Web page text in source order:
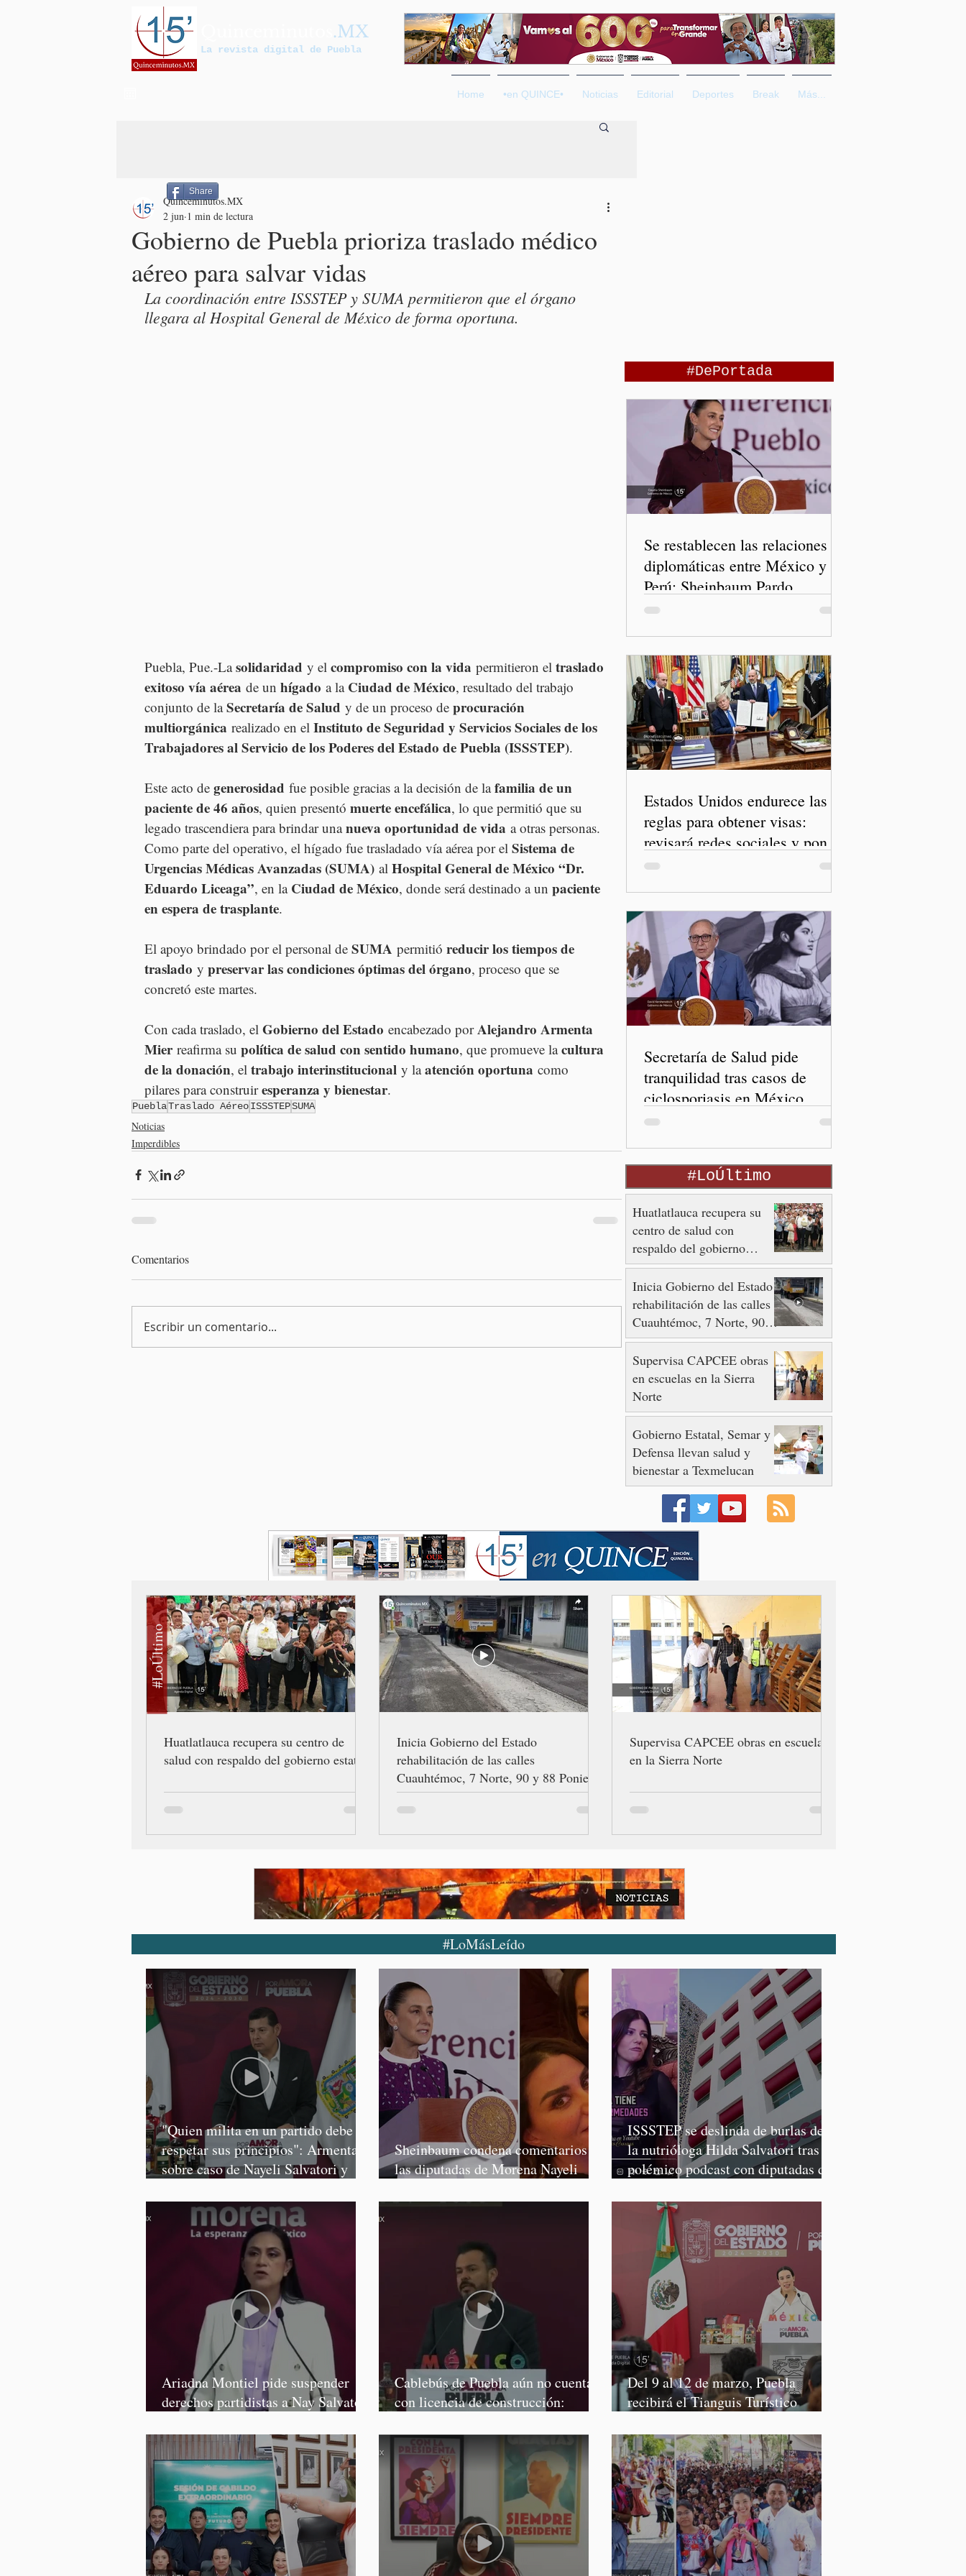
.MX
La revista digital de Puebla
Home •en QUINCE• Noticias Editorial Deportes Break Más...
Gobierno de Puebla prioriza traslado médico
aéreo para salvar vidas
Quinceminutos.MX
2 jun 1 min de lectura
La coordinación entre ISSSTEP y SUMA permitieron que el órgano
llegara al Hospital General de México de forma oportuna.
Puebla, Pue.-La solidaridad y el compromiso con la vida permitieron el traslado
exitoso vía aérea de un hígado a la Ciudad de México, resultado del trabajo
conjunto de la Secretaría de Salud y de un proceso de procuración
multiorgánica realizado en el Instituto de Seguridad y Servicios Sociales de los
Trabajadores al Servicio de los Poderes del Estado de Puebla (ISSSTEP).
Este acto de generosidad fue posible gracias a la decisión de la familia de un
paciente de 46 años, quien presentó muerte encefálica, lo que permitió que su
legado trascendiera para brindar una nueva oportunidad de vida a otras personas.
Como parte del operativo, el hígado fue trasladado vía aérea por el Sistema de
Urgencias Médicas Avanzadas (SUMA) al Hospital General de México “Dr.
Eduardo Liceaga”, en la Ciudad de México, donde será destinado a un paciente
en espera de trasplante.
El apoyo brindado por el personal de SUMA permitió reducir los tiempos de
traslado y preservar las condiciones óptimas del órgano, proceso que se
concretó este martes.
Con cada traslado, el Gobierno del Estado encabezado por Alejandro Armenta
Mier reafirma su política de salud con sentido humano, que promueve la cultura
de la donación, el trabajo interinstitucional y la atención oportuna como
pilares para construir esperanza y bienestar.
PueblaTraslado AéreoISSSTEPSUMA
Noticias
Imperdibles
Comentarios
Escribir un comentario...
Share
#DePortada
Se restablecen las relaciones
diplomáticas entre México y
Perú: Sheinbaum Pardo
Estados Unidos endurece las
reglas para obtener visas:
revisará redes sociales y pone
freno al Turismo de Nacimiento
Secretaría de Salud pide
tranquilidad tras casos de
ciclosporiasis en México
#LoÚltimo
Huatlatlauca recupera su
centro de salud con
respaldo del gobierno
estatal
Inicia Gobierno del Estado
rehabilitación de las calles
Cuauhtémoc, 7 Norte, 90 y
88 Poniente
Supervisa CAPCEE obras
en escuelas en la Sierra
Norte
Gobierno Estatal, Semar y
Defensa llevan salud y
bienestar a Texmelucan
Huatlatlauca recupera su centro de
salud con respaldo del gobierno estatal
Inicia Gobierno del Estado
rehabilitación de las calles
Cuauhtémoc, 7 Norte, 90 y 88 Poniente
Supervisa CAPCEE obras en escuelas
en la Sierra Norte
#LoÚltimo
#LoMásLeído
"Quien milita en un partido debe
respetar sus principios": Armenta,
sobre caso de Nayeli Salvatori y
Sheinbaum condena comentarios de
las diputadas de Morena Nayeli
ISSSTEP se deslinda de burlas de
la nutrióloga Hilda Salvatori tras
polémico podcast con diputadas de
Ariadna Montiel pide suspender
derechos partidistas a Nay Salvatori
Cablebús de Puebla aún no cuenta
con licencia de construcción:
Del 9 al 12 de marzo, Puebla
recibirá el Tianguis Turístico